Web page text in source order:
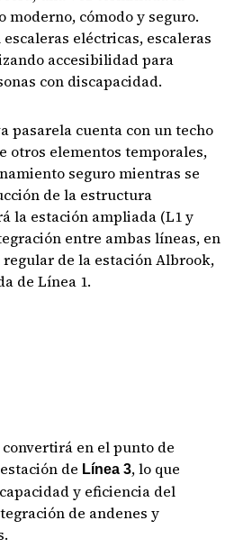
moderno, cómodo y seguro.
eléctricas, escaleras
accesibilidad para
con discapacidad.
pasarela cuenta con un techo
otros elementos temporales,
seguro mientras se
de la estructura
la estación ampliada (L1 y
entre ambas líneas, en
de la estación Albrook,
de Línea 1.
en el punto de
de Línea 3, lo que
y eficiencia del
de andenes y